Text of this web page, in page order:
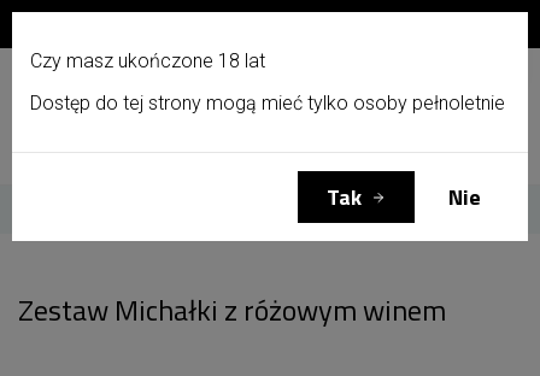
Menu Zaloguj się Koszyk (0)
Zestaw Michałki z różowym winem
Zestaw Michałki z różowym winem
Czy masz ukończone 18 lat
Dostęp do tej strony mogą mieć tylko osoby pełnoletnie
Tak Nie